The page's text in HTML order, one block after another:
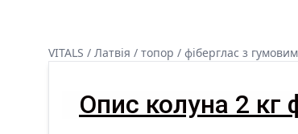
VITALS / Латвія / топор / фіберглас з
Опис колуна 2 кг